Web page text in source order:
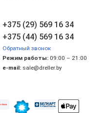
+375 (29) 569 16 34
+375 (44) 569 16 34
Обратный звонок
Режим работы: 09:00 – 21:00
e-mail: sale@dreller.by